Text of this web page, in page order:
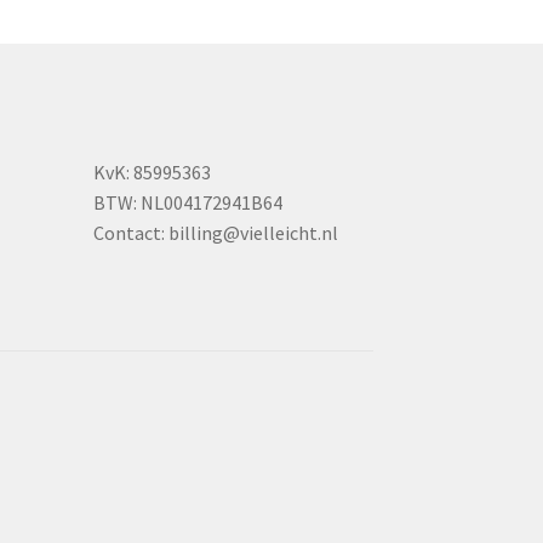
KvK: 85995363
BTW: NL004172941B64
Contact: billing@vielleicht.nl